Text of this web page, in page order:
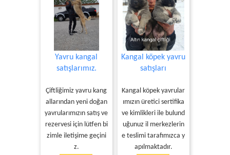
Yavru kangal
satışlarımız.
Çiftliğimiz yavru kang
allarından yeni doğan
yavrularımızın satış ve
rezervesi için lütfen bi
zimle iletişime geçini
z.
Kangal köpek yavru
satışları
Kangal köpek yavrular
ımızın üretici sertifika
ve kimlikleri ile bulund
uğunuz il merkezlerin
e teslimi tarafımızca y
apılmaktadır.